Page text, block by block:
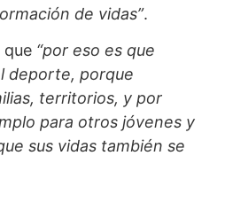
de vidas”.
que “por eso es que
deporte, porque
territorios, y por
para otros jóvenes y
sus vidas también se